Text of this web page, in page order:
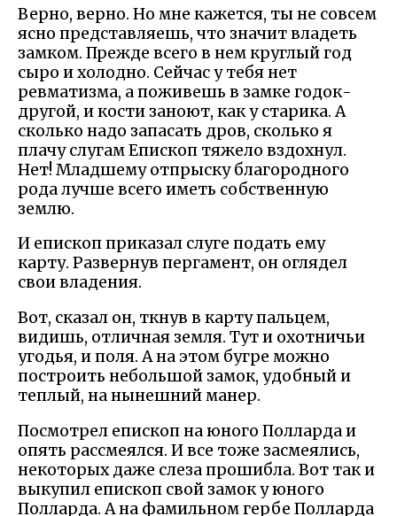
Верно, верно. Но мне кажется, ты не совсем
ясно представляешь, что значит владеть
замком. Прежде всего в нем круглый год
сыро и холодно. Сейчас у тебя нет
ревматизма, а поживешь в замке годок-
другой, и кости заноют, как у старика. А
сколько надо запасать дров, сколько я
плачу слугам Епископ тяжело вздохнул.
Нет! Младшему отпрыску благородного
рода лучше всего иметь собственную
землю.
И епископ приказал слуге подать ему
карту. Развернув пергамент, он оглядел
свои владения.
Вот, сказал он, ткнув в карту пальцем,
видишь, отличная земля. Тут и охотничьи
угодья, и поля. А на этом бугре можно
построить небольшой замок, удобный и
теплый, на нынешний манер.
Посмотрел епископ на юного Полларда и
опять рассмеялся. И все тоже засмеялись,
некоторых даже слеза прошибла. Вот так и
выкупил епископ свой замок у юного
Полларда. А на фамильном гербе Полларда